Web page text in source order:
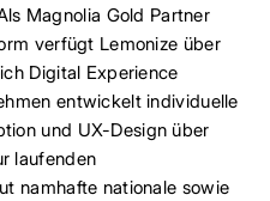
Magnolia Gold Partner
verfügt Lemonize über
Digital Experience
entwickelt individuelle
und UX-Design über
laufenden
namhafte nationale sowie